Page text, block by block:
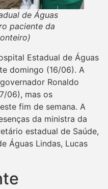
de Águas
paciente da
Estadual de Águas
domingo (16/06). A
Ronaldo
06), mas os
fim de semana. A
da ministra da
estadual de Saúde,
Águas Lindas, Lucas